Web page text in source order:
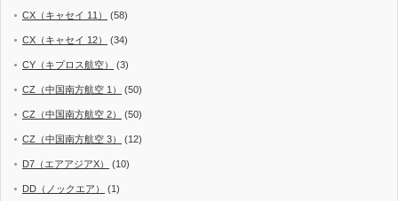
CX（キャセイ 11） (58)
CX（キャセイ 12） (34)
CY（キプロス航空） (3)
CZ（中国南方航空 1） (50)
CZ（中国南方航空 2） (50)
CZ（中国南方航空 3） (12)
D7（エアアジアX） (10)
DD（ノックエア） (1)